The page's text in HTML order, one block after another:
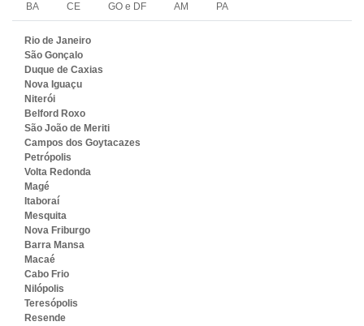
BA CE GO e DF AM PA
Rio de Janeiro
São Gonçalo
Duque de Caxias
Nova Iguaçu
Niterói
Belford Roxo
São João de Meriti
Campos dos Goytacazes
Petrópolis
Volta Redonda
Magé
Itaboraí
Mesquita
Nova Friburgo
Barra Mansa
Macaé
Cabo Frio
Nilópolis
Teresópolis
Resende